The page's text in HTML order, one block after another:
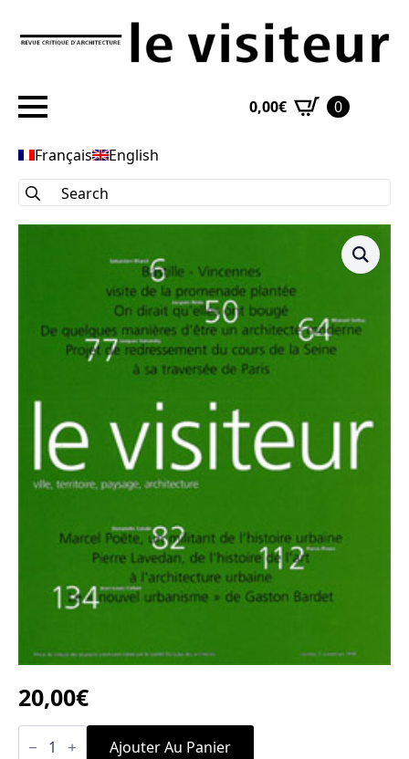
to
0,00€ 0
Français
English
Search
for:
20,00€
quantité
de Ajouter Au Panier